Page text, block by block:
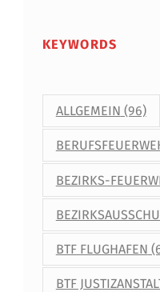
KEYWORDS
ALLGEMEIN (96)
BEZIRKS-
BTF FLUGHAFEN
BTF